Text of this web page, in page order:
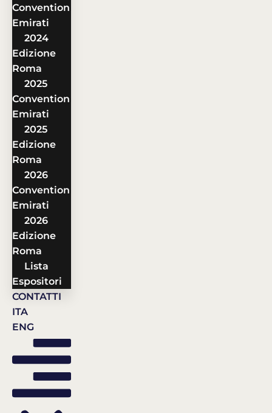
Convention
Emirati
2024
Edizione
Roma
2025
Convention
Emirati
2025
Edizione
Roma
2026
Convention
Emirati
2026
Edizione
Roma
Lista
Espositori
CONTATTI
ITA
ENG